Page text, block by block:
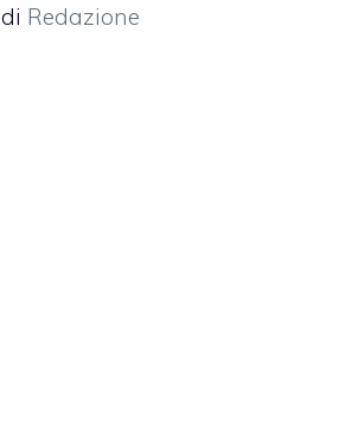
di Redazione